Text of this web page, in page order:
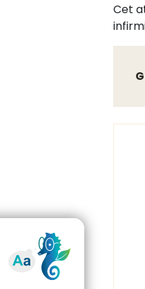
Cet